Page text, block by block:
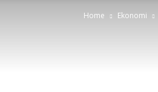
Home Ekonomi